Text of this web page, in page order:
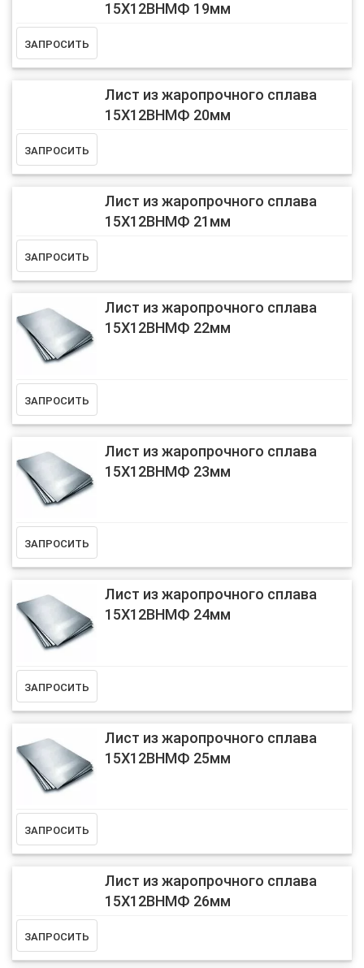
15Х12ВНМФ 19мм
Лист из жаропрочного сплава
15Х12ВНМФ 20мм
Лист из жаропрочного сплава
15Х12ВНМФ 21мм
Лист из жаропрочного сплава
15Х12ВНМФ 22мм
Лист из жаропрочного сплава
15Х12ВНМФ 23мм
Лист из жаропрочного сплава
15Х12ВНМФ 24мм
Лист из жаропрочного сплава
15Х12ВНМФ 25мм
Лист из жаропрочного сплава
15Х12ВНМФ 26мм